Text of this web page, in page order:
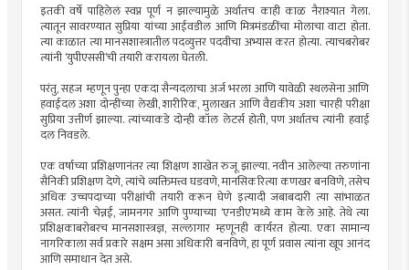
इतकी वर्षे पाहिलेलं स्वप्न पूर्ण न झाल्यामुळे अर्थातच काही काळ नैराश्यात गेला.
त्यातून सावरण्यात सुप्रिया यांच्या आईवडील आणि मित्रमंडळींचा मोलाचा वाटा होता.
त्या काळात त्या मानसशास्त्रातील पदव्युत्तर पदवीचा अभ्यास करत होत्या. त्याचबरोबर
त्यांनी ‘युपीएससी’ची तयारी करायला घेतली.
परंतु, सहज म्हणून पुन्हा एकदा सैन्यदलाचा अर्ज भरला आणि यावेळी स्थलसेना आणि
हवाईदल अशा दोन्हींच्या लेखी, शारीरिक, मुलाखत आणि वैद्यकीय अशा चारही परीक्षा
सुप्रिया उत्तीर्ण झाल्या. त्यांच्याकडे दोन्ही कॉल लेटर्स होती, पण अर्थातच त्यांनी हवाई
दल निवडले.
एक वर्षाच्या प्रशिक्षणानंतर त्या शिक्षण शाखेत रुजू झाल्या. नवीन आलेल्या तरुणांना
सैनिकी प्रशिक्षण देणे, त्यांचे व्यक्तिमत्त्व घडवणे, मानसिकरित्या कणखर बनविणे, तसेच
अधिक उच्चपदाच्या परीक्षांची तयारी करून घेणे इत्यादी जबाबदारी त्या सांभाळत
असत. त्यांनी चेन्नई, जामनगर आणि पुण्याच्या ‘एनडीए’मध्ये काम केले आहे. तेथे त्या
प्रशिक्षकाबरोबरच मानसशास्त्रज्ञ, सल्लागार म्हणूनही कार्यरत होत्या. एका सामान्य
नागरिकाला सर्व प्रकारे सक्षम असा अधिकारी बनविणे, हा पूर्ण प्रवास त्यांना खूप आनंद
आणि समाधान देत असे.